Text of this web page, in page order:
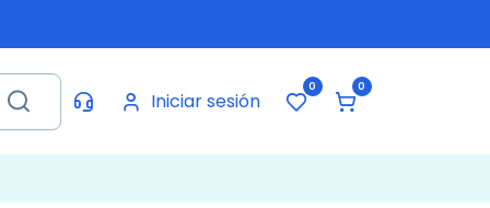
Iniciar sesión
0 0